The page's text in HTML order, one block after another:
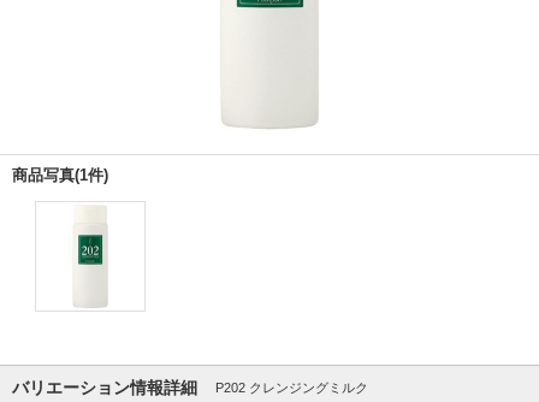
商品写真(1件)
バリエーション情報詳細 P202 クレンジングミルク